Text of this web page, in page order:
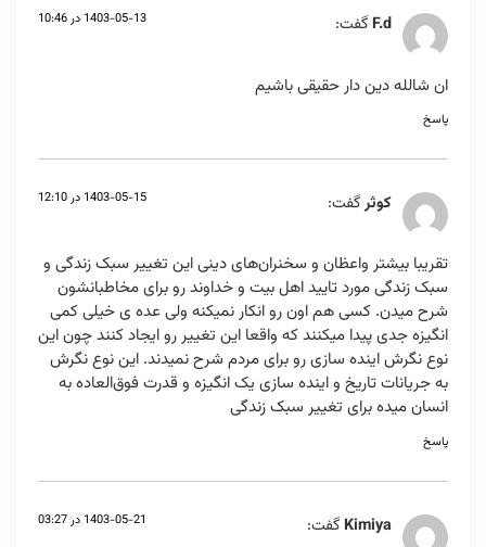
F.d گفت: 1403-05-13 در 10:46
ان شالله دین دار حقیقی باشیم
پاسخ
کوثرگفت: 1403-05-15 در 12:10
تقریبا بیشتر واعظان و سخنران‌های دینی این تغییر سبک زندگی و
سبک زندگی مورد تایید اهل بیت و خداوند رو برای مخاطبانشون
شرح میدن. کسی هم اون رو انکار نمیکنه ولی عده ی خیلی کمی
انگیزه جدی پیدا میکنند که واقعا این تغییر رو ایجاد کنند چون این
نوع نگرش اینده سازی رو برای مردم شرح نمیدند. این نوع نگرش
به جریانات تاریخ و اینده سازی یک انگیزه و قدرت فوق‌العاده به
انسان میده برای تغییر سبک زندگی
پاسخ
Kimiya گفت: 1403-05-21 در 03:27